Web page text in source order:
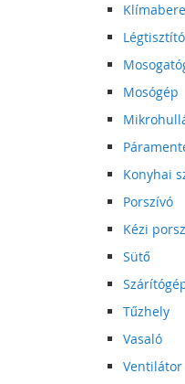
Mosógép
Konyhai
Porszívó
Kézi
Sütő
Tűzhely
Vasaló
Ventilátor